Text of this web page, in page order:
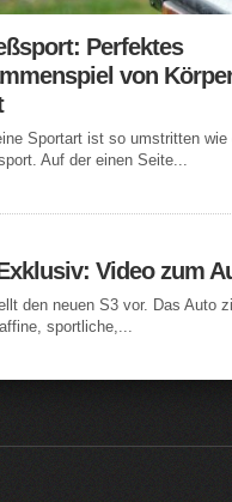
Perfektes
von
Sportart ist so umstritten wie
Auf der einen Seite...
Video zum
den neuen S3 vor. Das Auto
sportliche,...